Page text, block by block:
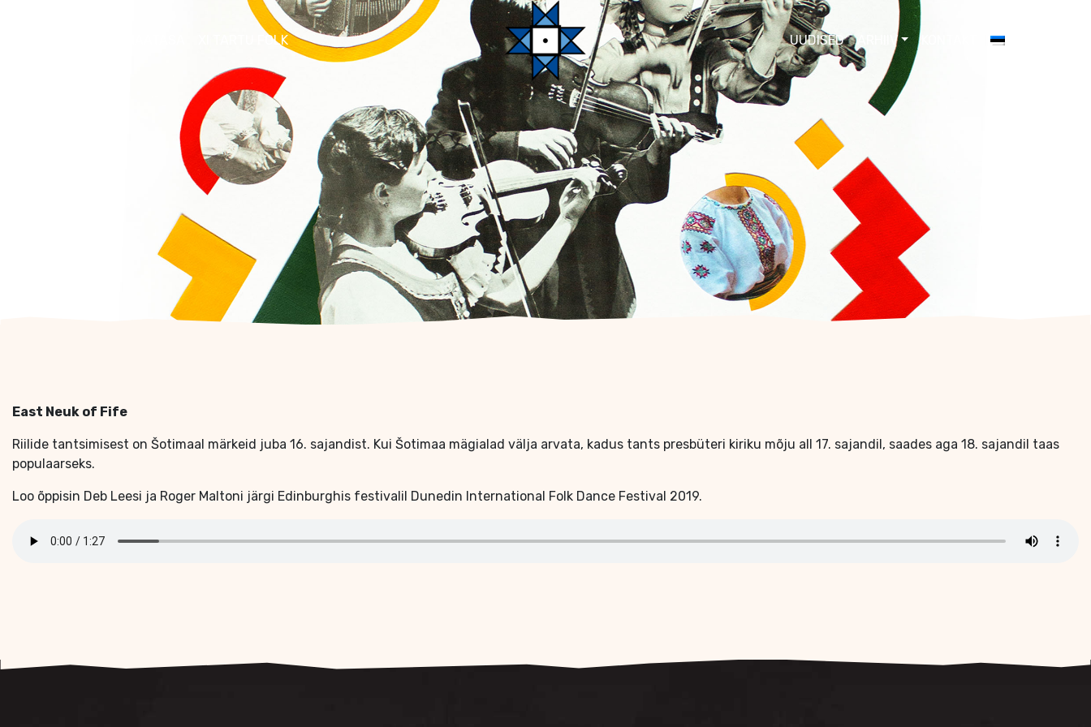
XI TARTU FOLK UUDISED ARHIIV
East Neuk of Fife
Riilide tantsimisest on Šotimaal märkeid juba 16. sajandist. Kui Šotimaa mägialad välja arvata, kadus tants presbüteri kiriku mõju all 17. sajandil, saades aga 18. sajandil taas
populaarseks.
Loo õppisin Deb Leesi ja Roger Maltoni järgi Edinburghis festivalil Dunedin International Folk Dance Festival 2019.